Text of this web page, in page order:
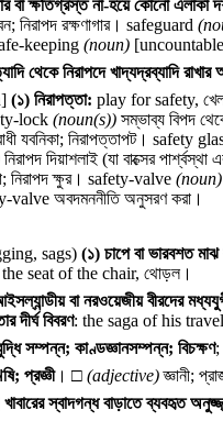
বা ক্ষতিগ্রস্ত না-হয়ে কোনো এলাকা
নিরাপদ রক্ষণাগার। safeguard
keeping (noun) [uncountable
থেকে নিরাপদে খাদ্যদ্রব্যাদি রাখার
(১) নিরাপত্তা: play for safety,
lock (noun(s)) সম্ভাব্য বিপদ
যবনিকা; নিরাপত্তাপট। safety
নিরাপদ দিয়াশলাই (যা বাক্সের
নিরাপদ ক্ষুর। safety-valve (noun)
valve অবদমননীতি অনুসরণ করা।
sags) (১) চাপে বা ভারবশত মাঝ
the seat of the chair, থোড়ল।
বা নরওয়েজীয় বীরদের
দীর্ঘ বিবরণ: the saga of his
সম্পন্ন; কাণ্ডজ্ঞানসম্পন্ন; বিচক্ষণ;
প্রজ্ঞী। □ (adjective)জ্ঞানী;
খাবারের স্বাদগন্ধ বাড়াতে ব্যবহৃত